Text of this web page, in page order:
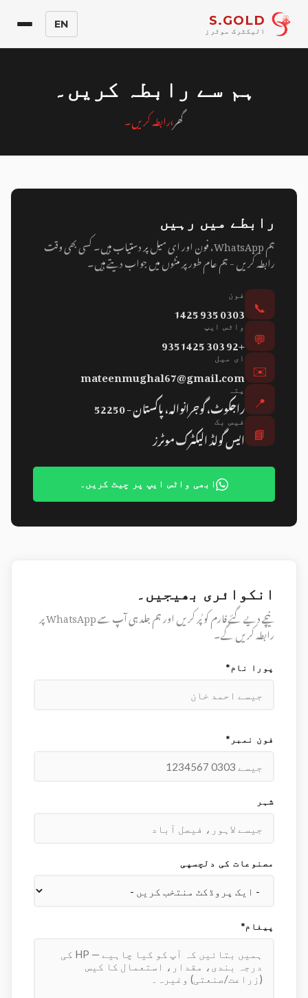
S.GOLD
الیکٹرک موٹرز
EN
ہم سے رابطہ کریں۔
گھر›رابطہ کریں۔
رابطے میں رہیں
ہم WhatsApp، فون اور ای میل پر دستیاب ہیں۔ کسی بھی وقت
رابطہ کریں - ہم عام طور پر منٹوں میں جواب دیتے ہیں۔
📞 فون
0303 935 1425
💬 واٹس ایپ
+92 303 9351425
✉️ ای میل
mateenmughal67@gmail.com
📍 پتہ
راجکوٹ، گوجرانوالہ، پاکستان - 52250
📘 فیس بک
ایس گولڈ الیکٹرک موٹرز
ابھی واٹس ایپ پر چیٹ کریں۔
انکوائری بھیجیں۔
نیچے دیے گئے فارم کو پُر کریں اور ہم جلد ہی آپ سے WhatsApp پر
رابطہ کریں گے۔
پورا نام*
فون نمبر*
شہر
مصنوعات کی دلچسپی
پیغام*